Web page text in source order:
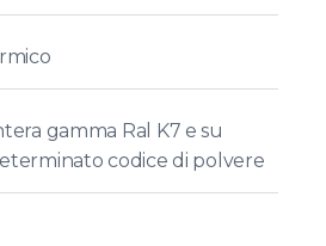
gamma Ral K7 e su
codice di polvere